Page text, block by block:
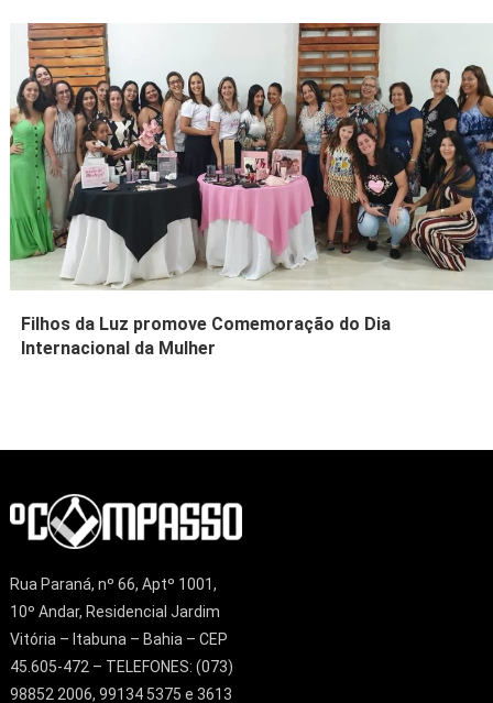
Filhos da Luz promove Comemoração do Dia
Internacional da Mulher
Rua Paraná, nº 66, Aptº 1001,
10º Andar, Residencial Jardim
Vitória – Itabuna – Bahia – CEP
45.605-472 – TELEFONES: (073)
98852 2006, 99134 5375 e 3613